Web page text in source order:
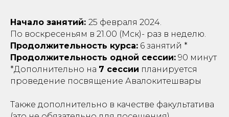
Начало занятий: 25 февраля 2024.
По воскресеньям в 21.00 (Мск)- раз в неделю.
Продолжительность курса: 6 занятий *
Продолжительность одной сессии: 90 минут
*Дополнительно на 7 сессии планируется
проведение посвящение Авалокитешвары
Также дополнительно в качестве факультатива